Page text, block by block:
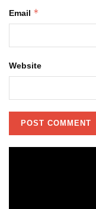
Email *
Website